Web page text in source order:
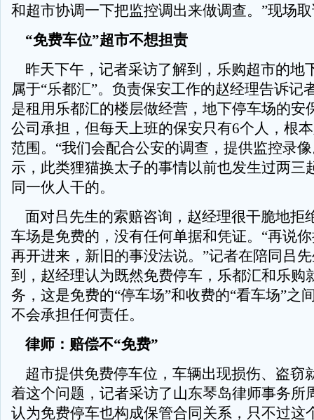
和超市协调一下把监控调出来做调查。”现场
“免费车位”超市不想担责
昨天下午，记者采访了解到，乐购超市的地
属于“乐都汇”。负责保安工作的赵经理告诉记
是租用乐都汇的楼层做经营，地下停车场的安
公司承担，但每天上班的保安只有6个人，根
范围。“我们会配合公安的调查，提供监控录
示，此类狸猫换太子的事情以前也发生过两三
同一伙人干的。
面对吕先生的索赔咨询，赵经理很干脆地拒
车场是免费的，没有任何单据和凭证。“再说
再开进来，新旧的事没法说。”记者在陪同吕
到，赵经理认为既然免费停车，乐都汇和乐购
务，这是免费的“停车场”和收费的“看车场”之
不会承担任何责任。
律师：赔偿不“免费”
超市提供免费停车位，车辆出现损伤、盗窃
着这个问题，记者采访了山东琴岛律师事务所
认为免费停车也构成保管合同关系，只不过这